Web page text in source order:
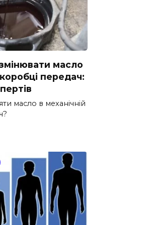
масло
передач:
масло в механічній